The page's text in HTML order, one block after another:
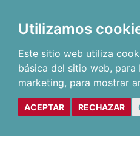
Utilizamos
Este sitio web utiliza
básica del sitio web, para
marketing, para mostrar
ACEPTAR RECHAZAR